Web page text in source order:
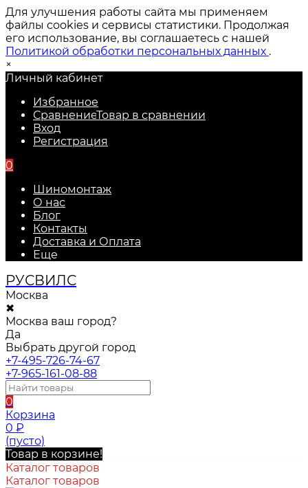
Для улучшения работы сайта мы применяем
файлы cookies и сервисы статистики. Продолжая
его использование, вы соглашаетесь с нашей
Политикой обработки персональных данных .
×
Личный кабинет
Избранное
СравнениеТовар в сравнении
Вход
Регистрация
0
Шиномонтаж
О нас
Блог
Контакты
Доставка и Оплата
Еще
РУСВИЛС
Москва
✖
Москва ваш город?
Да
Выбрать другой город
+7-495-726-74-67
+7-965-161-08-88
0
Корзина
0 ₽
(пусто)
Товар в корзине!
Каталог товаров
Каталог товаров